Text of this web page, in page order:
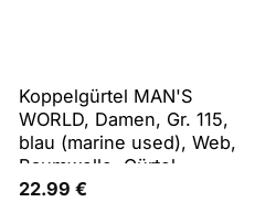
Koppelgürtel MAN'S
WORLD, Damen, Gr. 115,
blau (marine used), Web,
Baumwolle, Gürtel
Koppelgürtel, mit
22.99 €